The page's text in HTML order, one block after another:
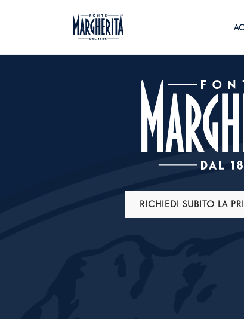
RICHIEDI SUBITO LA